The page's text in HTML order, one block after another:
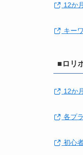
12か
キー
■ロリ
12か
各プ
初心